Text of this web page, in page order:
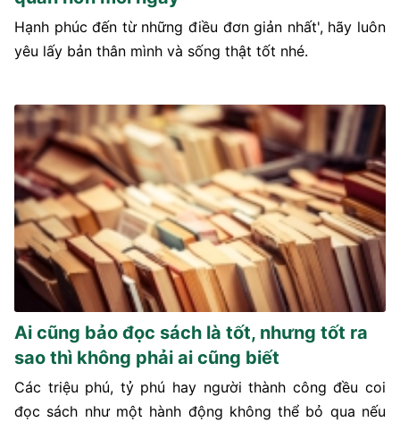
Hạnh phúc đến từ những điều đơn giản nhất', hãy luôn
yêu lấy bản thân mình và sống thật tốt nhé.
Ai cũng bảo đọc sách là tốt, nhưng tốt ra
sao thì không phải ai cũng biết
Các triệu phú, tỷ phú hay người thành công đều coi
đọc sách như một hành động không thể bỏ qua nếu